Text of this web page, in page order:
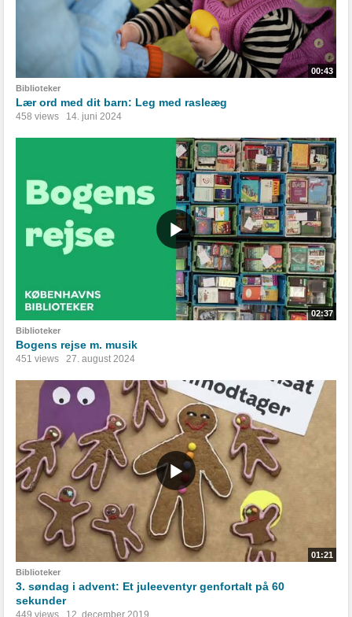
00:43
Biblioteker
Lær ord med dit barn: Leg med rasleæg
458 views 14. juni 2024
02:37
Biblioteker
Bogens rejse m. musik
451 views 27. august 2024
01:21
Biblioteker
3. søndag i advent: Et juleeventyr genfortalt på 60
sekunder
449 views 12. december 2019